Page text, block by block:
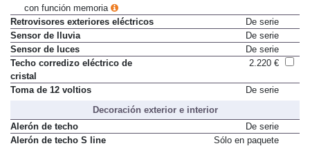
Asientos delanteros de confort
con función memoria
Retrovisores exteriores eléctricos
De serie
Sensor de lluvia
De serie
Sensor de luces
De serie
Techo corredizo eléctrico de
cristal
Decoración exterior e interior
Alerón de techo
De serie